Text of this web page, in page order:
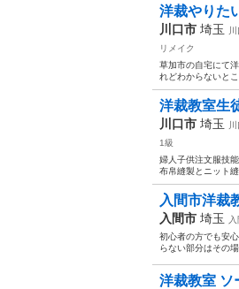
洋裁やりた
川口市 埼玉
リメイク
草加市の自宅にて
れどわからないと
洋裁教室生
川口市 埼玉
1級
婦人子供注文服技
布帛縫製とニット
入間市洋裁
入間市 埼玉
初心者の方でも安
らない部分はその
洋裁教室 ソ